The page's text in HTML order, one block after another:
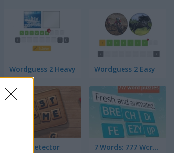
Wordguess 2 Heavy Wordguess 2 Easy
Word Detector 7 Words: 777 Word Puzzles